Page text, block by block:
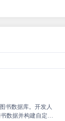
书数据库。开发人
数据并构建自定义